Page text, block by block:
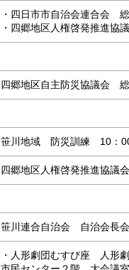
・四日市市自治会連合会
・四郷地区人権啓発推進協
四郷地区自主防災協議会
笹川地域 防災訓練 10：
四郷地区人権啓発推進協議
笹川連合自治会 自治会長
・人形劇団むすび座 人形